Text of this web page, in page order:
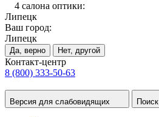
4 салона оптики:
Липецк
Ваш город:
Липецк
Да, верно Нет, другой
Контакт-центр
8 (800) 333-50-63
Версия для слабовидящих Поиск